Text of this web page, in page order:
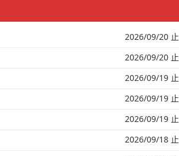
2026/09/20 止
2026/09/20 止
2026/09/19 止
2026/09/19 止
2026/09/19 止
2026/09/18 止